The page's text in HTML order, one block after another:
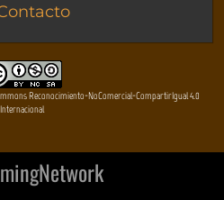
Reconocimiento-NoComercial-CompartirIgual 4.0
Internacional